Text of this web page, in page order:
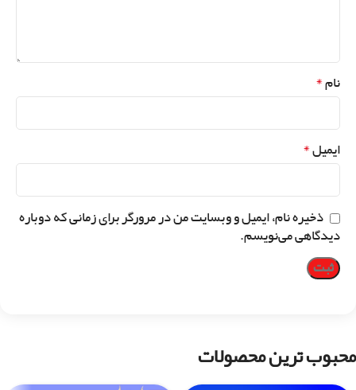
نام*
ایمیل*
ذخیره نام، ایمیل و وبسایت من در مرورگر برای زمانی که دوباره
دیدگاهی می‌نویسم.
محبوب ترین محصولات